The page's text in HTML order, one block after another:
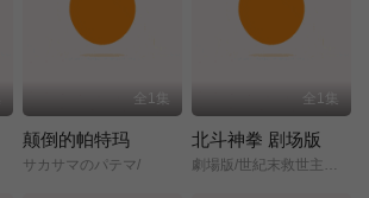
全1集
颠倒的帕特玛
サカサマのパテマ/
全1集
北斗神拳 剧场版
劇場版/世紀末救世主伝説/北斗の拳/